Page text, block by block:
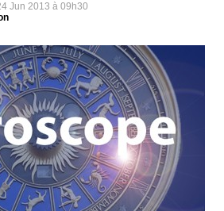
Jun 2013 à 09h30